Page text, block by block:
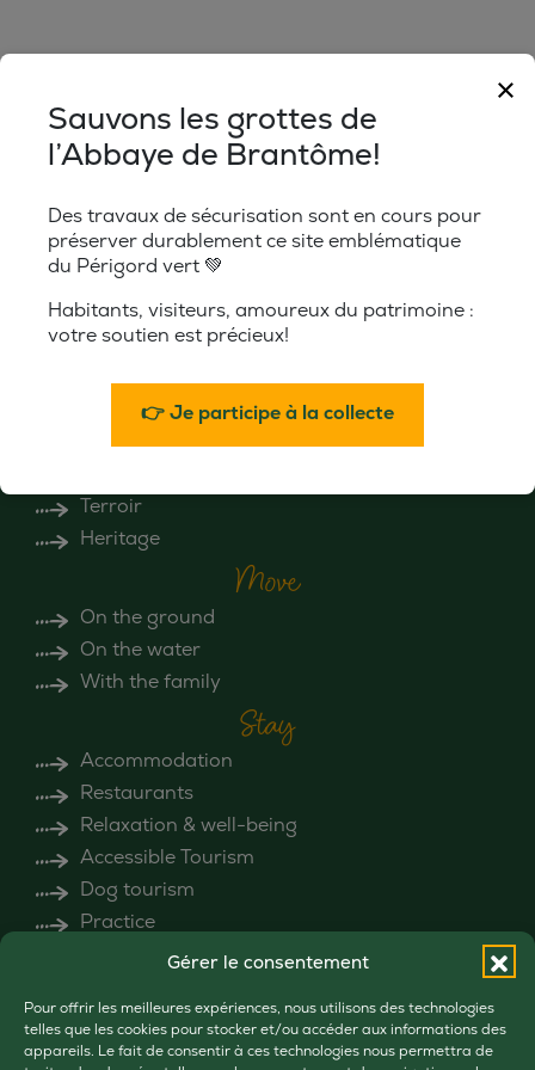
Gérer le consentement
Pour offrir les meilleures expériences, nous utilisons des technologies
telles que les cookies pour stocker et/ou accéder aux informations des
appareils. Le fait de consentir à ces technologies nous permettra de
CE LIEN OUVRIRA VOTRE LOGICIEL DE
PROFESSIONAL AREAFOLLETOSGROUPS
Explore
The region
Must-see sites
Terroir
Heritage
Move
On the ground
On the water
With the family
Stay
Accommodation
Restaurants
Relaxation & well-being
Accessible Tourism
Dog tourism
Practice
Get out
All events
Highlights
The markets
×
Sauvons les grottes de
l’Abbaye de Brantôme!
Des travaux de sécurisation sont en cours pour
préserver durablement ce site emblématique
du Périgord vert 💚
Habitants, visiteurs, amoureux du patrimoine :
votre soutien est précieux!
👉 Je participe à la collecte